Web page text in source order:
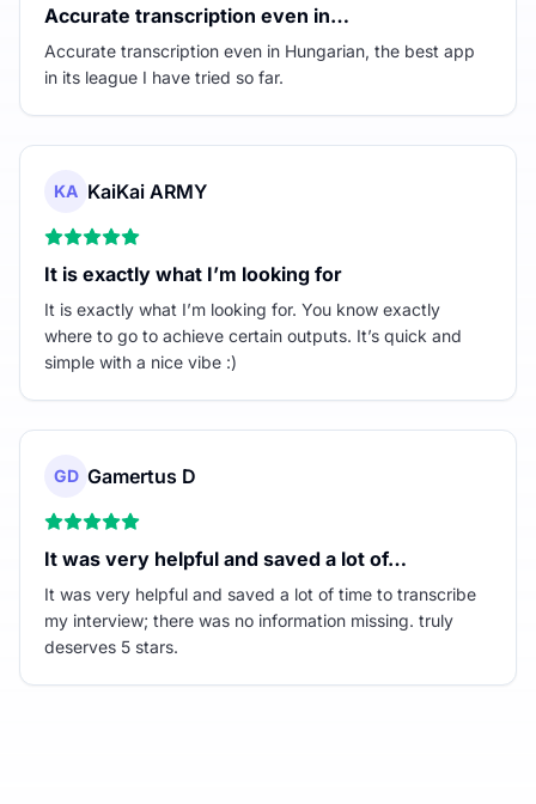
Accurate transcription even in…
Accurate transcription even in Hungarian, the best app
in its league I have tried so far.
KA KaiKai ARMY
It is exactly what I’m looking for
It is exactly what I’m looking for. You know exactly
where to go to achieve certain outputs. It’s quick and
simple with a nice vibe :)
GD Gamertus D
It was very helpful and saved a lot of…
It was very helpful and saved a lot of time to transcribe
my interview; there was no information missing. truly
deserves 5 stars.